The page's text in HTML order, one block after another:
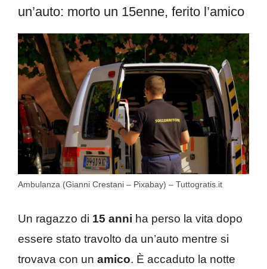
un’auto: morto un 15enne, ferito l’amico
Ambulanza (Gianni Crestani – Pixabay) – Tuttogratis.it
Un ragazzo di 15 anni ha perso la vita dopo
essere stato travolto da un’auto mentre si
trovava con un amico. È accaduto la notte